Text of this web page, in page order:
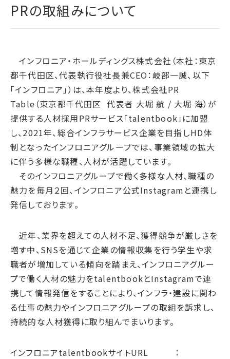
ITSUTSU-BOSHI（グループ報）
個人投資家の皆様へ
株主還元・配当性向
IRカレンダー
IR資料室
株主・株式情報
お問い合わせ
電子公告
ビジネスモデルと競争優位性
環境
環境マネジメント
気候変動
循環経済
汚染防止
自然再興
生物多様性タイムライン
水の安全保障
環境データ
社会
人権尊重
サプライチェーン・マネジメント
労働慣行
人財戦略
健康・安全
ガバナンス
各種ポリシー
腐敗防止ポリシー
サイトポリシー
プライバシーポリシー
SNSポリシー
ディスクロージャーポリシー
PRの取組みについて
インフロニア・ホールディングス株式会社（本社：東京
都千代田区、代表執行役社長兼CEO：岐部一誠、以下
「インフロニア」）は、本年度より、株式会社PR
Table（東京都千代田区 代表者 大堀 航 / 大堀 海）が
提供する人材採用PRサービス「talentbook」に加盟
し、2021年、総合インフラサービス企業を目指しHD体
制となったインフロニアグループでは、事業領域の拡大
に伴う多様な職種、人材が活躍しています。
そのインフロニアグループで働く多様な人材、職種の
魅力を毎月２回、インフロニア公式Instagramと連携し
発信しております。
近年、業界を超えての人材不足、獲得競争が厳しさを
増す中、SNSを通じて企業の情報収集を行う学生や求
職者が増加している傾向を踏まえ、インフロニアグルー
プで働く人材の魅力をtalentbookとInstagramで連
携して情報発信をすることにより、インフラ・建設に関わ
る仕事の魅力やインフロニアグループの取組を訴求し、
持続的な人材獲得に取り組んでまいります。
インフロニアtalentbookサイトURL ：